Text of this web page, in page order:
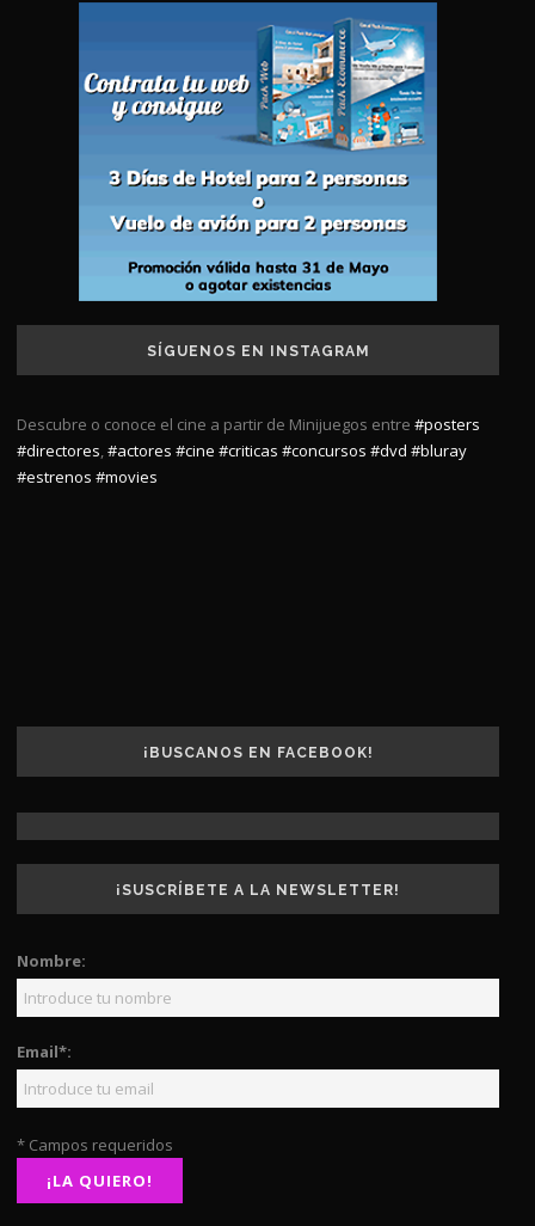
SÍGUENOS EN INSTAGRAM
Descubre o conoce el cine a partir de Minijuegos entre #posters
#directores,#actores #cine #criticas #concursos #dvd #bluray
#estrenos #movies
¡BUSCANOS EN FACEBOOK!
¡SUSCRÍBETE A LA NEWSLETTER!
Nombre:
Email*:
* Campos requeridos